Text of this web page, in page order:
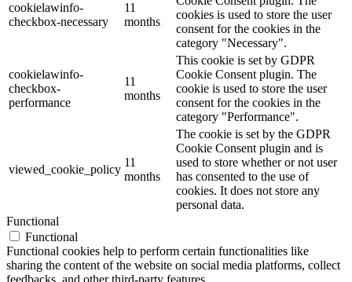
cookielawinfo-
checkbox-necessary
11
months
cookies is used to store the user
consent for the cookies in the
category "Necessary".
cookielawinfo-
checkbox-
performance
11
months
This cookie is set by GDPR
Cookie Consent plugin. The
cookie is used to store the user
consent for the cookies in the
category "Performance".
viewed_cookie_policy
11
months
The cookie is set by the GDPR
Cookie Consent plugin and is
used to store whether or not user
has consented to the use of
cookies. It does not store any
personal data.
Functional
Functional
Functional cookies help to perform certain functionalities like
sharing the content of the website on social media platforms, collect